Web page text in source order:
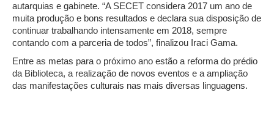
autarquias e gabinete. “A SECET considera 2017 um ano de
muita produção e bons resultados e declara sua disposição de
continuar trabalhando intensamente em 2018, sempre
contando com a parceria de todos”, finalizou Iraci Gama.
Entre as metas para o próximo ano estão a reforma do prédio
da Biblioteca, a realização de novos eventos e a ampliação
das manifestações culturais nas mais diversas linguagens.